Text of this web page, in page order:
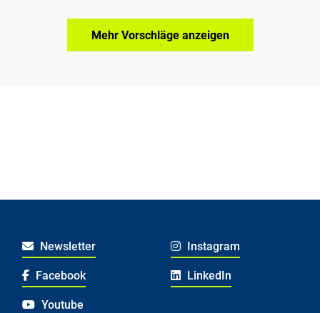
Mehr Vorschläge anzeigen
Newsletter Instagram
Facebook LinkedIn
Youtube